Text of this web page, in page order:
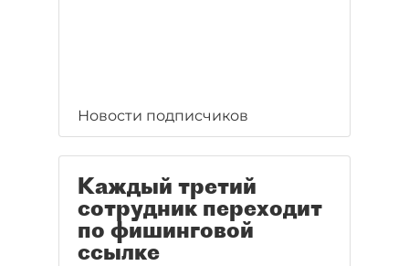
Новости подписчиков
Каждый третий
сотрудник переходит
по фишинговой
ссылке